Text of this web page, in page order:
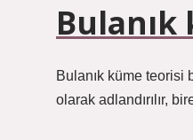
Bulanık küme teorisi
olarak adlandırılır,